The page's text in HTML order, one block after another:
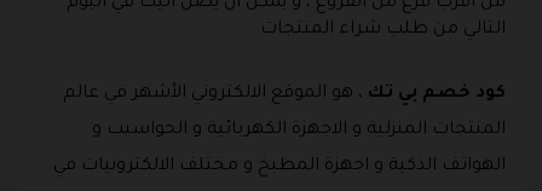
التالي من طلب شراء المنتجات .
كود خصم بي تك ، هو الموقع الالكتروني الأشهر في عالم
المنتجات المنزلية و الاجهزة الكهربائية و الحواسيب و
الهواتف الذكية و اجهزة المطبخ و مختلف الالكترونيات في